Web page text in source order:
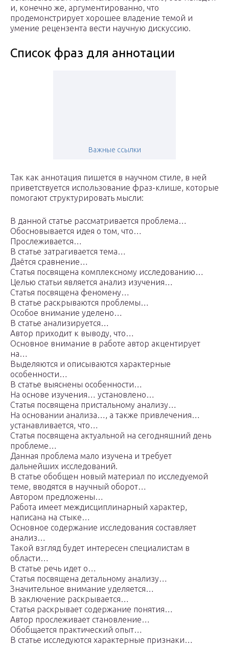
и, конечно же, аргументированно, что
продемонстрирует хорошее владение темой и
умение рецензента вести научную дискуссию.
Список фраз для аннотации
Важные ссылки
Так как аннотация пишется в научном стиле, в ней
приветствуется использование фраз-клише, которые
помогают структурировать мысли:
В данной статье рассматривается проблема…
Обосновывается идея о том, что…
Прослеживается…
В статье затрагивается тема…
Даётся сравнение…
Статья посвящена комплексному исследованию…
Целью статьи является анализ изучения…
Статья посвящена феномену…
В статье раскрываются проблемы…
Особое внимание уделено…
В статье анализируется…
Автор приходит к выводу, что…
Основное внимание в работе автор акцентирует
на…
Выделяются и описываются характерные
особенности…
В статье выяснены особенности…
На основе изучения… установлено…
Статья посвящена пристальному анализу…
На основании анализа…, а также привлечения…
устанавливается, что…
Статья посвящена актуальной на сегодняшний день
проблеме…
Данная проблема мало изучена и требует
дальнейших исследований.
В статье обобщен новый материал по исследуемой
теме, вводятся в научный оборот…
Автором предложены…
Работа имеет междисциплинарный характер,
написана на стыке…
Основное содержание исследования составляет
анализ…
Такой взгляд будет интересен специалистам в
области…
В статье речь идет о…
Статья посвящена детальному анализу…
Значительное внимание уделяется…
В заключение раскрывается…
Статья раскрывает содержание понятия…
Автор прослеживает становление…
Обобщается практический опыт…
В статье исследуются характерные признаки…